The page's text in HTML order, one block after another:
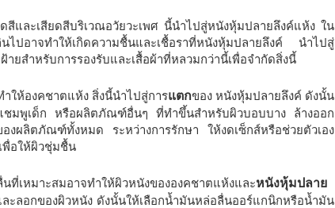
สีและเสียดสีบริเวณอวัยวะเพศ นี้นำไปสู่หนังหุ้มปลายลึงค์แห้ง ใน
ไปอาจทำให้เกิดความชื้นและเชื้อราที่หนังหุ้มปลายลึงค์ นำไปสู่
ยสำหรับการรองรับและเสื้อผ้าที่หลวมกว่านี้เพื่อจำกัดสิ่งนี้
ให้องคชาตแห้ง สิ่งนี้นำไปสู่การแตกของ หนังหุ้มปลายลึงค์ ดังนั้น
ชมพูเด็ก หรือผลิตภัณฑ์อื่นๆ ที่ทำขึ้นสำหรับผิวบอบบาง ล้างออก
องผลิตภัณฑ์ทั้งหมด ระหว่างการรักษา ให้งดเซ็กส์หรือช่วยตัวเอง
พื่อให้ผิวชุ่มชื้น
ที่เหมาะสมอาจทำให้ผิวหนังขององคชาตแห้งและหนังหุ้มปลาย
ะลอกของผิวหนัง ดังนั้นให้เลือกน้ำมันหล่อลื่นออร์แกนิกหรือน้ำมัน